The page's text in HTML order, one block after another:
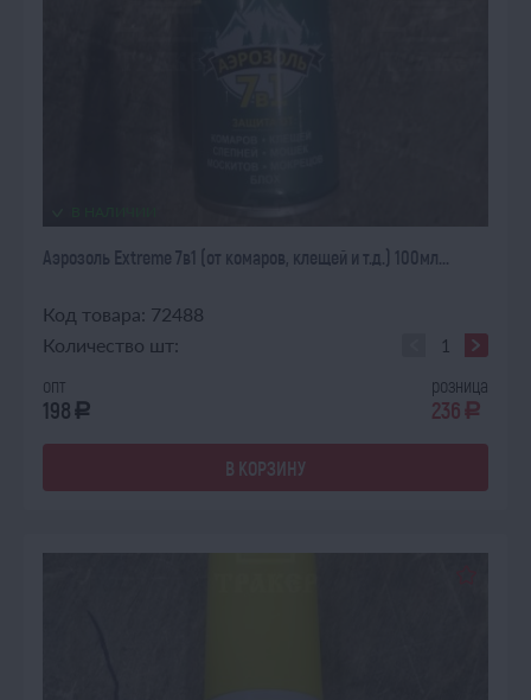
Аэрозоль Extreme 7в1 (от комаров, клещей и т.д.) 100мл...
Код товара: 72488
Количество шт:
опт
198 a
розница
236 a
В КОРЗИНУ